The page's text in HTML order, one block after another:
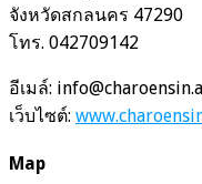
จังหวัดสกลนคร 47290
โทร. 042709142
อีเมล์:
เว็บไซต์:
Map